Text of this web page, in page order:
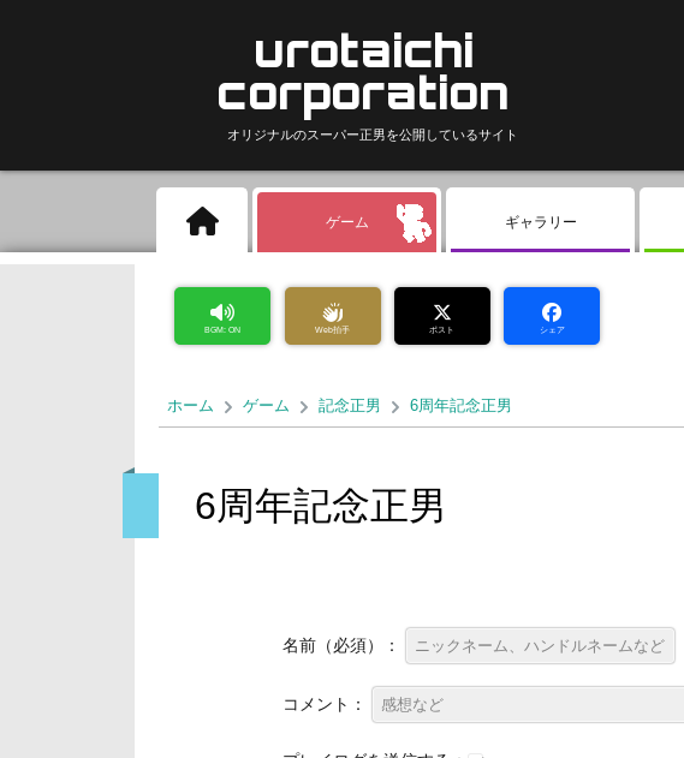
urotaichi
corporation
オリジナルのスーパー正男を公開しているサイト
ゲーム ギャラリー
BGM: ON Web拍手 ポスト シェア
ホーム ゲーム 記念正男 6周年記念正男
6周年記念正男
名前（必須）：
コメント：